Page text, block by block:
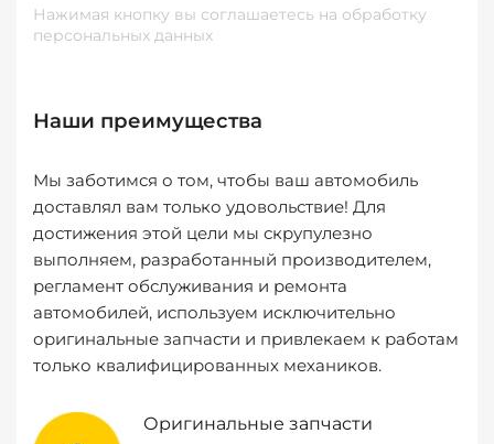
Нажимая кнопку вы соглашаетесь на обработку
персональных данных
Наши преимущества
Мы заботимся о том, чтобы ваш автомобиль
доставлял вам только удовольствие! Для
достижения этой цели мы скрупулезно
выполняем, разработанный производителем,
регламент обслуживания и ремонта
автомобилей, используем исключительно
оригинальные запчасти и привлекаем к работам
только квалифицированных механиков.
Оригинальные запчасти